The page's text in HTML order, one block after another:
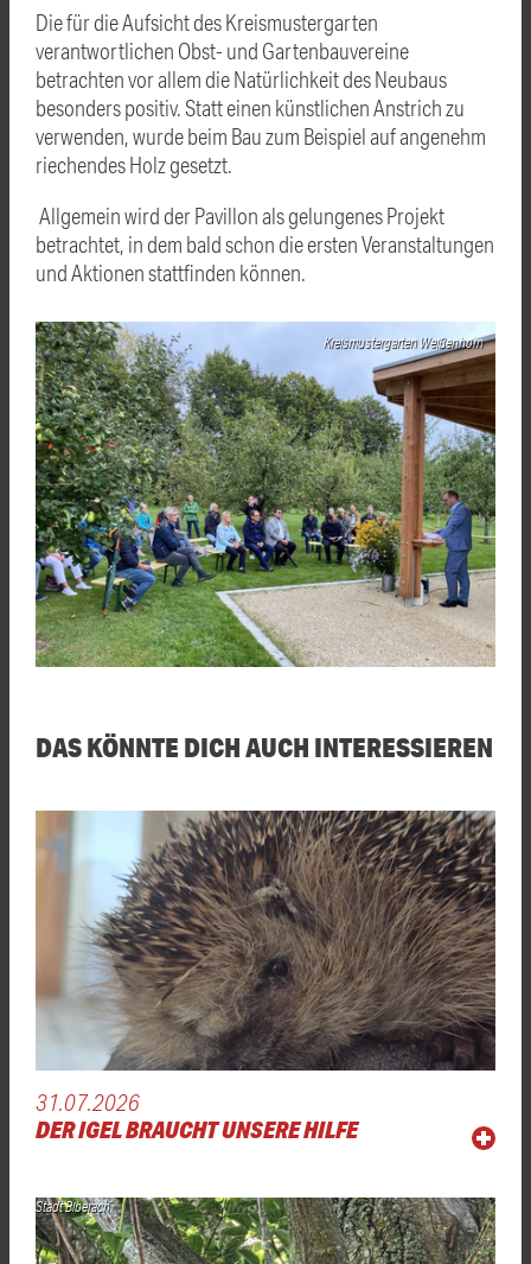
Die für die Aufsicht des Kreismustergarten
verantwortlichen Obst- und Gartenbauvereine
betrachten vor allem die Natürlichkeit des Neubaus
besonders positiv. Statt einen künstlichen Anstrich zu
verwenden, wurde beim Bau zum Beispiel auf angenehm
riechendes Holz gesetzt.
Allgemein wird der Pavillon als gelungenes Projekt
betrachtet, in dem bald schon die ersten Veranstaltungen
und Aktionen stattfinden können.
Kreismustergarten Weißenhorn
DAS KÖNNTE DICH AUCH INTERESSIEREN
31.07.2026
DER IGEL BRAUCHT UNSERE HILFE
Stadt Biberach